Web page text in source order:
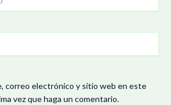
correo electrónico y sitio web en este
vez que haga un comentario.